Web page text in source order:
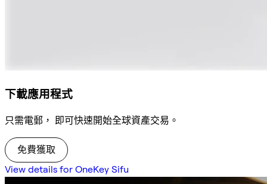
下載應用程式
只需電郵， 即可快速開始全球資產交易。
免費獲取
View details for OneKey Sifu